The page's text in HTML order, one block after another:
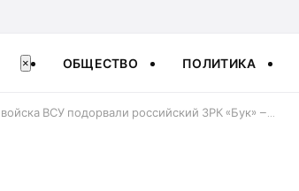
× ОБЩЕСТВО ПОЛИТИКА
ВСУ подорвали российский ЗРК «Бук» –…